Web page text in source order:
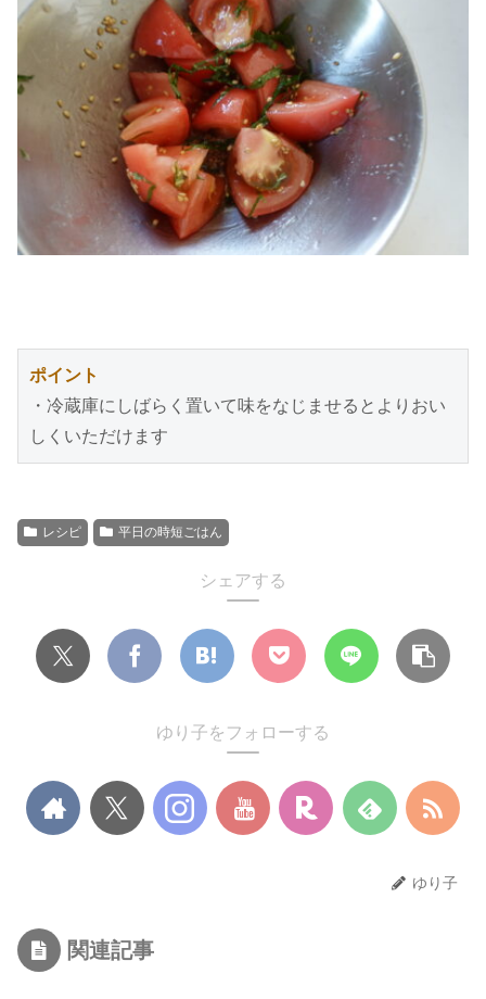
ポイント
・冷蔵庫にしばらく置いて味をなじませるとよりおい
しくいただけます
レシピ 平日の時短ごはん
シェアする
ゆり子をフォローする
ゆり子
関連記事